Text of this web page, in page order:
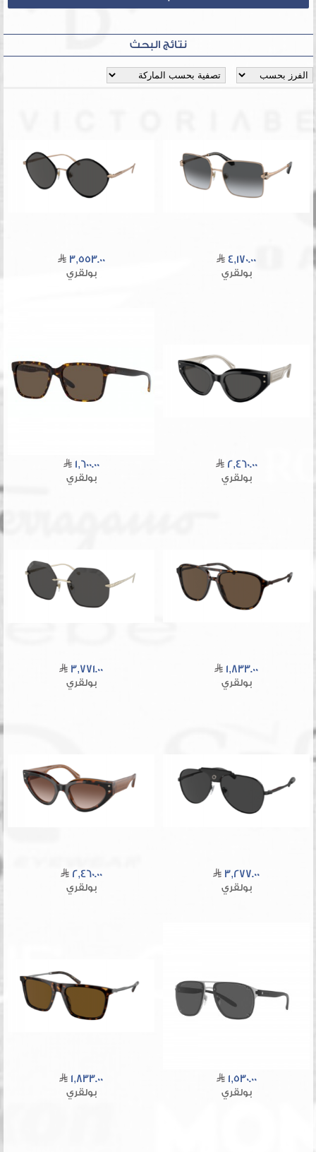
نتائج البحث
4,170.00
بولقري
3,553.00
بولقري
2,460.00
بولقري
1,600.00
بولقري
1,833.00
بولقري
3,771.00
بولقري
3,277.00
بولقري
2,460.00
بولقري
1,530.00
بولقري
1,833.00
بولقري